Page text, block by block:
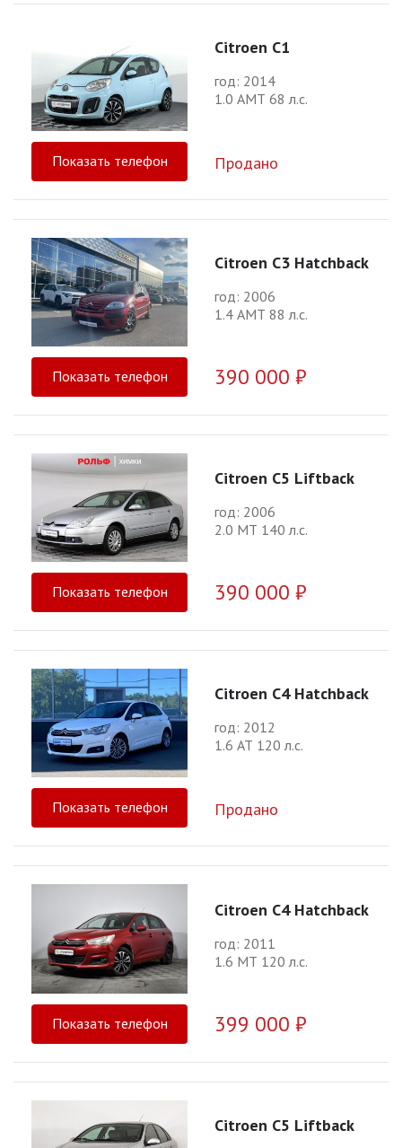
Citroen C1
год: 2014
1.0 АМТ 68 л.с.
Показать телефон Продано
Citroen C3 Hatchback
год: 2006
1.4 АМТ 88 л.с.
Показать телефон 390 000 ₽
Citroen C5 Liftback
год: 2006
2.0 МТ 140 л.с.
Показать телефон 390 000 ₽
Citroen C4 Hatchback
год: 2012
1.6 АТ 120 л.с.
Показать телефон Продано
Citroen C4 Hatchback
год: 2011
1.6 МТ 120 л.с.
Показать телефон 399 000 ₽
Citroen C5 Liftback